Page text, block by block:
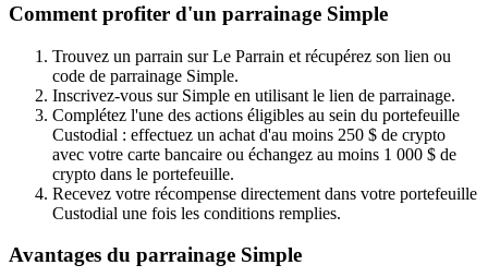
Comment profiter d'un parrainage Simple
Trouvez un parrain sur Le Parrain et récupérez son lien ou
code de parrainage Simple.
Inscrivez-vous sur Simple en utilisant le lien de parrainage.
Complétez l'une des actions éligibles au sein du portefeuille
Custodial : effectuez un achat d'au moins 250 $ de crypto
avec votre carte bancaire ou échangez au moins 1 000 $ de
crypto dans le portefeuille.
Recevez votre récompense directement dans votre portefeuille
Custodial une fois les conditions remplies.
Avantages du parrainage Simple